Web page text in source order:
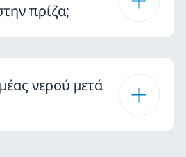
πρίζα;
νερού μετά